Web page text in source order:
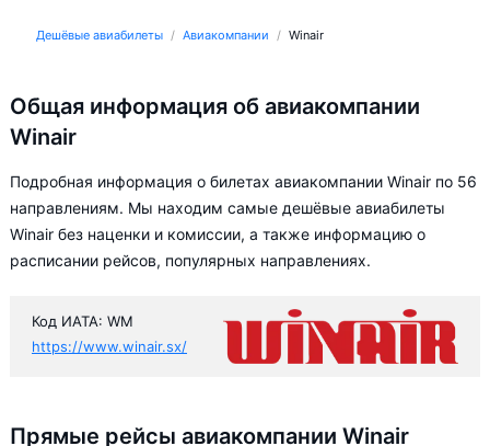
Дешёвые авиабилеты Авиакомпании Winair
Общая информация об авиакомпании
Winair
Подробная информация о билетах авиакомпании Winair по 56
направлениям. Мы находим самые дешёвые авиабилеты
Winair без наценки и комиссии, а также информацию о
расписании рейсов, популярных направлениях.
Код ИАТА: WM
https://www.winair.sx/
Прямые рейсы авиакомпании Winair